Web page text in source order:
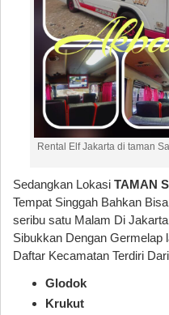
Rental Elf Jakarta di taman
Sedangkan Lokasi TAMAN
Tempat Singgah Bahkan
seribu satu Malam Di
Sibukkan Dengan Germelap
Daftar Kecamatan Terdiri
Glodok
Krukut